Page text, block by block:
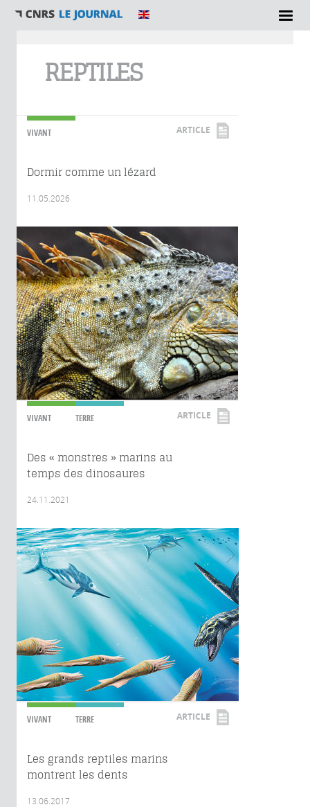
REPTILES
VIVANT ARTICLE
Dormir comme un lézard
11.05.2026
VIVANT TERRE ARTICLE
Des « monstres » marins au
temps des dinosaures
24.11.2021
VIVANT TERRE ARTICLE
Les grands reptiles marins
montrent les dents
13.06.2017